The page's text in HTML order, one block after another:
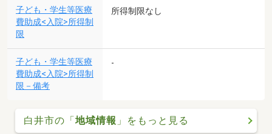
子ども・学生等医療
費助成<入院>所得制
限
所得制限なし
子ども・学生等医療
費助成<入院>所得制
限－備考
-
白井市の「地域情報 」をもっと見る